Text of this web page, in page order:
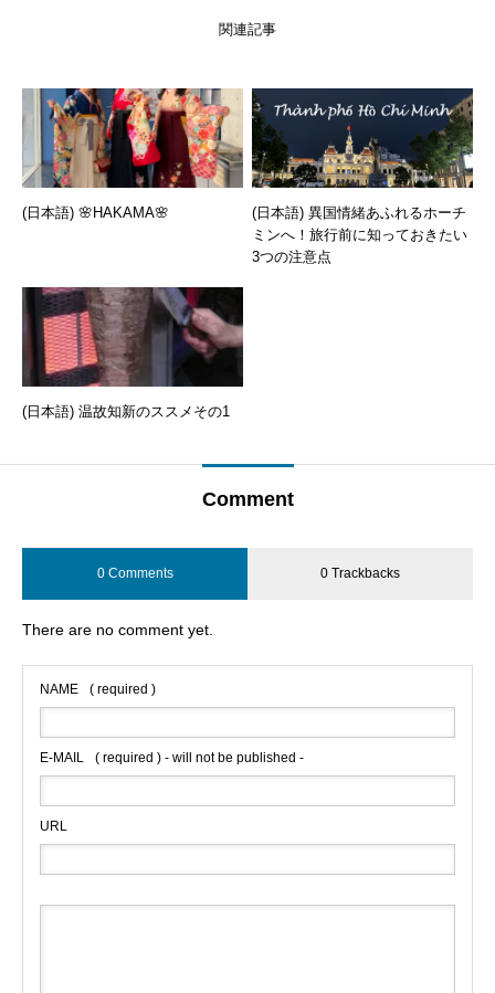
関連記事
(日本語) 🌸HAKAMA🌸
(日本語) 異国情緒あふれるホーチ
ミンへ！旅行前に知っておきたい
3つの注意点
(日本語) 温故知新のススメその1
Comment
0 Comments 0 Trackbacks
There are no comment yet.
NAME ( required )
E-MAIL ( required ) - will not be published -
URL